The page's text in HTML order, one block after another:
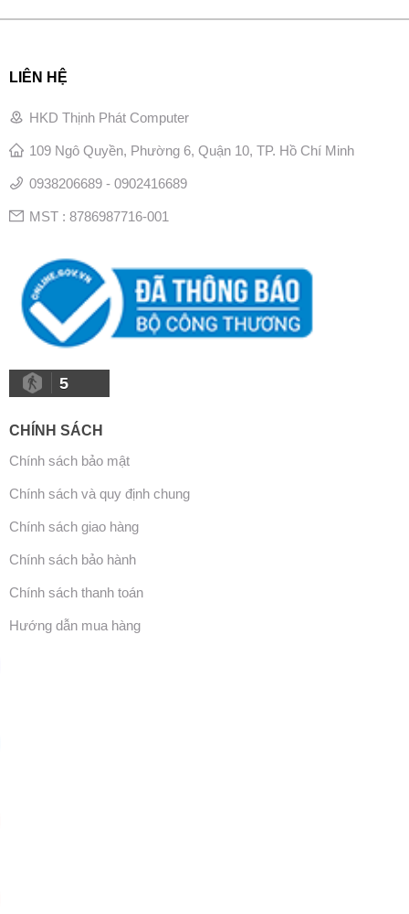
LIÊN HỆ
HKD Thịnh Phát Computer
109 Ngô Quyền, Phường 6, Quận 10, TP. Hồ Chí Minh
0938206689 - 0902416689
MST : 8786987716-001
5
CHÍNH SÁCH
Chính sách bảo mật
Chính sách và quy định chung
Chính sách giao hàng
Chính sách bảo hành
Chính sách thanh toán
Hướng dẫn mua hàng